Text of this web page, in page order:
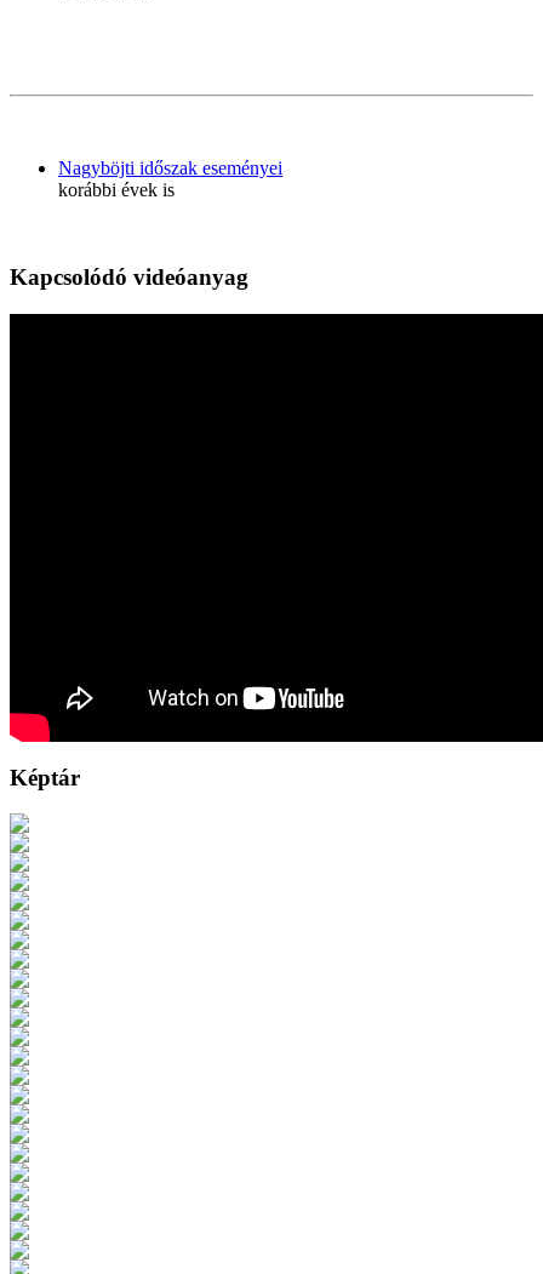
Nagyböjti időszak eseményei
korábbi évek is
Kapcsolódó videóanyag
Képtár